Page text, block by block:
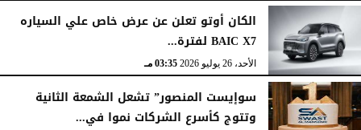
الأحد، 26 يوليو 2026 05:52 مـ
الكان أوتو تعلن عن عرض خاص علي السياره
BAIC X7 لفترة...
الأحد، 26 يوليو 2026 03:35 مـ
سوإيست المنصور” تشعل الشمعة الثانية
وتتوج كأسرع الشركات نموا في...